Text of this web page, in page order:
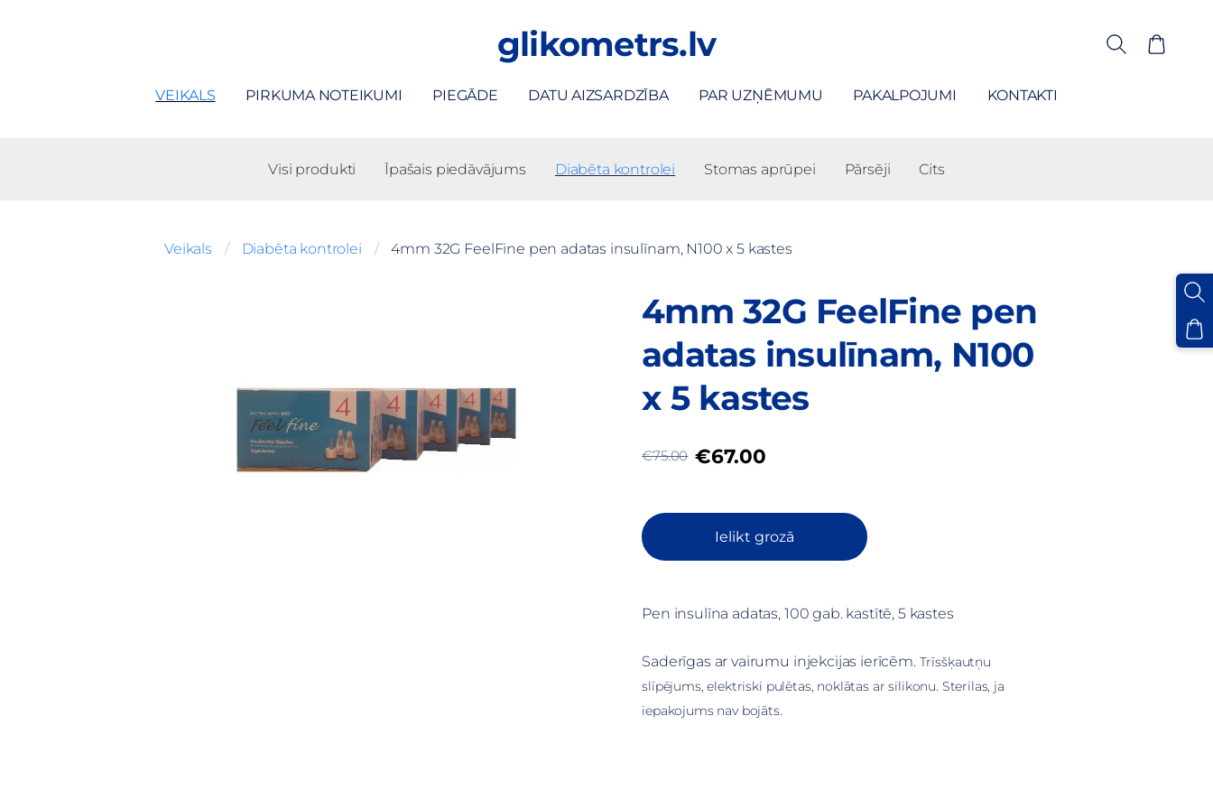
glikometrs.lv
VEIKALS PIRKUMA NOTEIKUMI PIEGĀDE DATU AIZSARDZĪBA PAR UZŅĒMUMU PAKALPOJUMI KONTAKTI
Visi produkti Īpašais piedāvājums Diabēta kontrolei Stomas aprūpei Pārsēji Cits
Veikals Diabēta kontrolei 4mm 32G FeelFine pen adatas insulīnam, N100 x 5 kastes
4mm 32G FeelFine pen
adatas insulīnam, N100
x 5 kastes
€75.00 €67.00
Ielikt grozā
Pen insulīna adatas, 100 gab. kastītē, 5 kastes
Saderīgas ar vairumu injekcijas ierīcēm. Trīsšķautņu
slīpējums, elektriski pulētas, noklātas ar silikonu. Sterilas, ja
iepakojums nav bojāts.